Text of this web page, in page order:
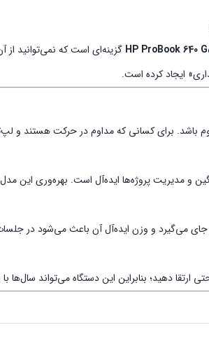
HP ProBook 640
باشد. برای کسانی که مداوم در حرکت هستند و
وب‌گردی‌های سنگین و مدیریت پروژه‌ها ایده‌آل است. بهره‌وری
جای می‌گیرد و وزن ایده‌آل آن باعث می‌شود در